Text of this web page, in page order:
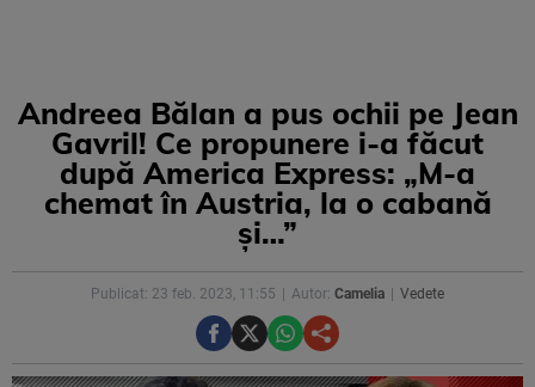
Andreea Bălan a pus ochii pe Jean
Gavril! Ce propunere i-a făcut
după America Express: „M-a
chemat în Austria, la o cabană
și…”
Publicat: 23 feb. 2023, 11:55 Autor: Camelia Vedete